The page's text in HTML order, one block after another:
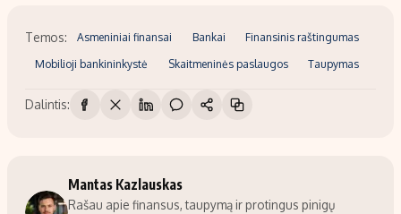
Temos: Asmeniniai finansai Bankai Finansinis raštingumas
Mobilioji bankininkystė Skaitmeninės paslaugos Taupymas
Dalintis:
Mantas Kazlauskas
Rašau apie finansus, taupymą ir protingus pinigų